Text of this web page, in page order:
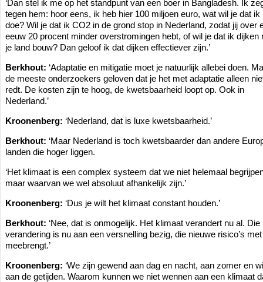
‘Dan stel ik me op het standpunt van een boer in Bangladesh. Ik
tegen hem: hoor eens, ik heb hier 100 miljoen euro, wat wil je dat ik
doe? Wil je dat ik CO2 in de grond stop in Nederland, zodat jij over
eeuw 20 procent minder overstromingen hebt, of wil je dat ik dijken
je land bouw? Dan geloof ik dat dijken effectiever zijn.’
Berkhout: ‘Adaptatie en mitigatie moet je natuurlijk allebei doen.
de meeste onderzoekers geloven dat je het met adaptatie alleen
redt. De kosten zijn te hoog, de kwetsbaarheid loopt op. Ook in
Nederland.’
Kroonenberg: ‘Nederland, dat is luxe kwetsbaarheid.’
Berkhout: ‘Maar Nederland is toch kwetsbaarder dan andere
landen die hoger liggen.
‘Het klimaat is een complex systeem dat we niet helemaal
maar waarvan we wel absoluut afhankelijk zijn.’
Kroonenberg: ‘Dus je wilt het klimaat constant houden.’
Berkhout: ‘Nee, dat is onmogelijk. Het klimaat verandert nu al. Die
verandering is nu aan een versnelling bezig, die nieuwe risico’s
meebrengt.’
Kroonenberg: ‘We zijn gewend aan dag en nacht, aan zomer en
aan de getijden. Waarom kunnen we niet wennen aan een klimaat